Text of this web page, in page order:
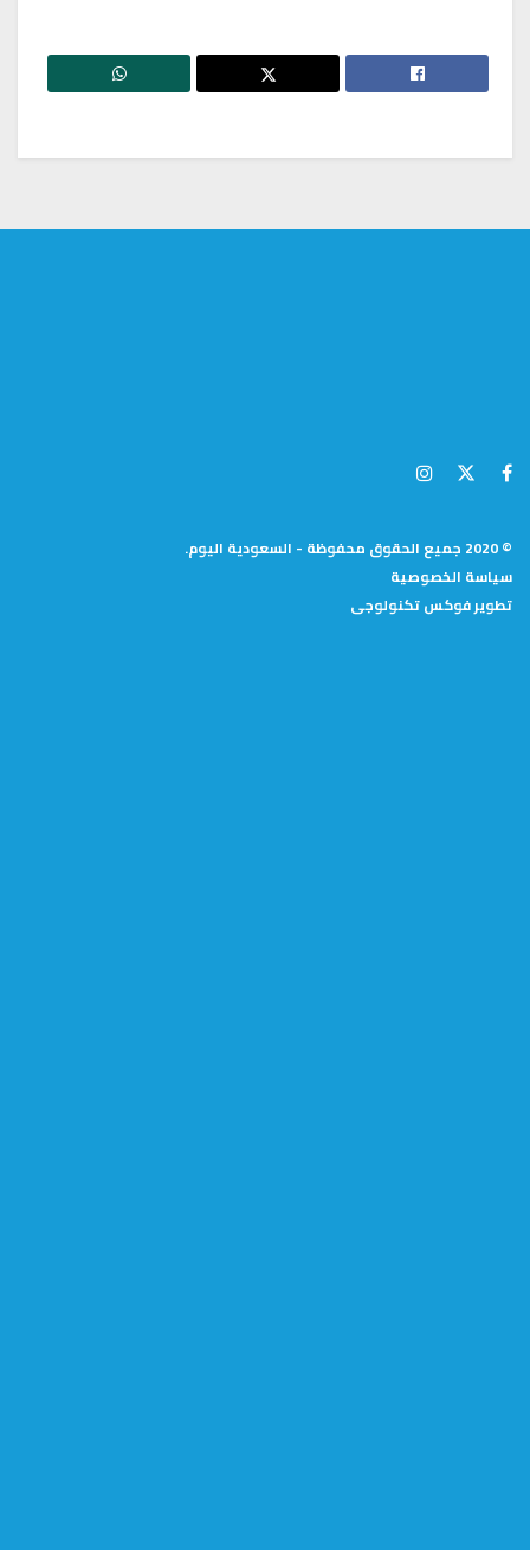
© 2020 جميع الحقوق محفوظة - السعودية اليوم.
سياسة الخصوصية
تطويرفوكس تكنولوجى